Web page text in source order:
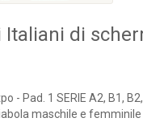
Italiani di
- Pad. 1 SERIE A2, B1,
maschile e femminile